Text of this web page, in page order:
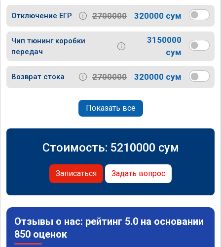
Отключение ЕГР 2700000 320000 сум
Чип тюнинг коробки
передач
3150000
сум
Возврат стока 2700000 320000 сум
Показать все
Стоимость: 5210000 сум
Записаться Задать вопрос
Отзывы о нас: рейтинг 5.0 на основании
850 оценок